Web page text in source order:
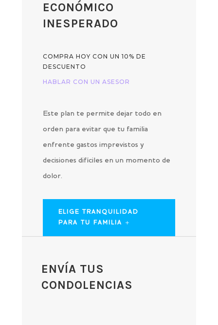
ECONÓMICO
INESPERADO
COMPRA HOY CON UN 10% DE
DESCUENTO
HABLAR CON UN ASESOR
Este plan te permite dejar todo en
orden para evitar que tu familia
enfrente gastos imprevistos y
decisiones difíciles en un momento de
dolor.
ELIGE TRANQUILIDAD
PARA TU FAMILIA
ENVÍA TUS
CONDOLENCIAS